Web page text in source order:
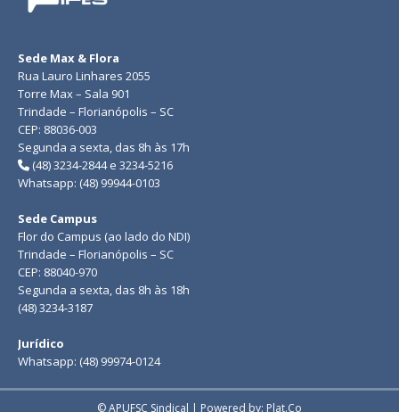
Sede Max & Flora
Rua Lauro Linhares 2055
Torre Max – Sala 901
Trindade – Florianópolis – SC
CEP: 88036-003
Segunda a sexta, das 8h às 17h
(48) 3234-2844 e 3234-5216
Whatsapp: (48) 99944-0103
Sede Campus
Flor do Campus (ao lado do NDI)
Trindade – Florianópolis – SC
CEP: 88040-970
Segunda a sexta, das 8h às 18h
(48) 3234-3187
Jurídico
Whatsapp: (48) 99974-0124
© APUFSC Sindical | Powered by: Plat.Co